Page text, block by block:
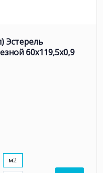
Эстерель
60x119,5x0,9
м2